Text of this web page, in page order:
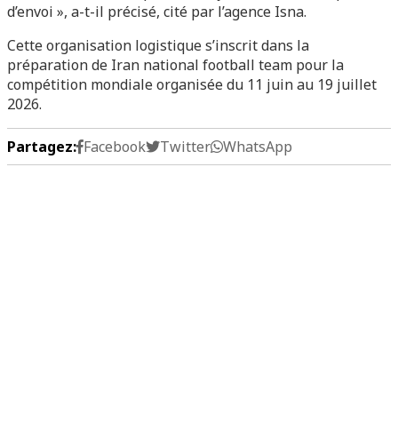
d’envoi », a-t-il précisé, cité par l’agence Isna.
Cette organisation logistique s’inscrit dans la
préparation de Iran national football team pour la
compétition mondiale organisée du 11 juin au 19 juillet
2026.
Partagez: Facebook Twitter WhatsApp